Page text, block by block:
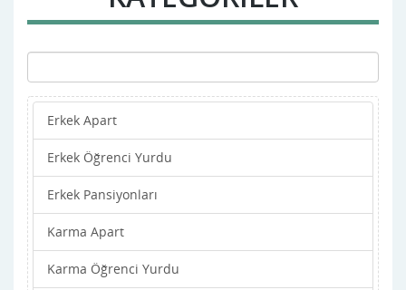
Köprüköy
Merkez
Narman
Oltu
Olur
Palandöken
Pasinler
Erkek Apart
Erkek Öğrenci Yurdu
Erkek Pansiyonları
Karma Apart
Karma Öğrenci Yurdu